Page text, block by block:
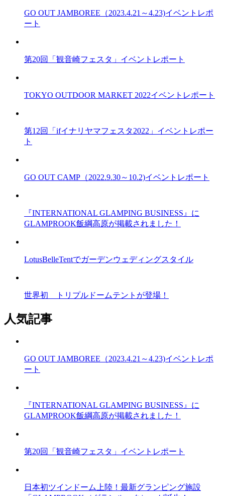
GO OUT JAMBOREE（2023.4.21～4.23)イベントレポ
ート
第20回「観音崎フェスタ」イベントレポート
TOKYO OUTDOOR MARKET 2022イベントレポート
第12回「ifイナリヤマフェスタ2022」イベントレポー
ト
GO OUT CAMP（2022.9.30～10.2)イベントレポート
『INTERNATIONAL GLAMPING BUSINESS』に
GLAMPROOK飯綱高原が掲載されました！
LotusBelleTentでガーデンウェディングスタイル
世界初 トリプルドームテントが登場！
人気記事
GO OUT JAMBOREE（2023.4.21～4.23)イベントレポ
ート
『INTERNATIONAL GLAMPING BUSINESS』に
GLAMPROOK飯綱高原が掲載されました！
第20回「観音崎フェスタ」イベントレポート
日本初ツインドーム上陸！最新グランピング施設